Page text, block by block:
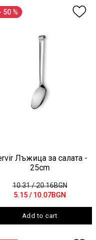
50 %
Лъжица за салата -
25cm
10.31/ 20.16BGN
5.15/ 10.07BGN
Add to cart